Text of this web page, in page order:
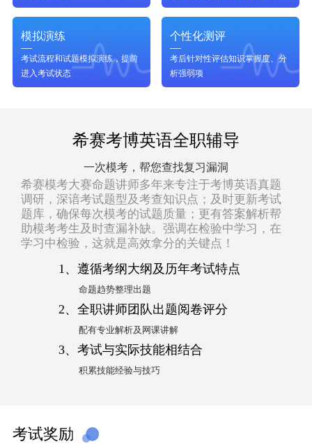
模拟演练
考试流程和试题模拟演练，提前
进入考试状态
个性化测评
考后针对性评估知识掌握度、分
析强弱项
希赛考博英语全职辅导
一次模考，帮您查找复习漏洞
希赛模考大赛命题讲师多年来专注于考博英语真题
调研，深谙考试题型及考查知识点；及时更新考试
题库，确保每次模考的试题质量；更有答案解析帮
助模考考生及时查漏补缺。强调在检验中学习，在
学习中检验，这就是高效拿分的关键点！
1、遵循考纲大纲及历年考试特点
命题趋势整理出题
2、全职讲师团队出题阅卷评分
配有专业解析及网课讲解
3、考试与实际技能相结合
积累技能经验与技巧
考试奖励